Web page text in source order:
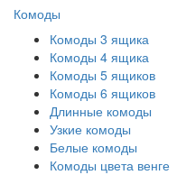
Комоды
Комоды 3 ящика
Комоды 4 ящика
Комоды 5 ящиков
Комоды 6 ящиков
Длинные комоды
Узкие комоды
Белые комоды
Комоды цвета венге